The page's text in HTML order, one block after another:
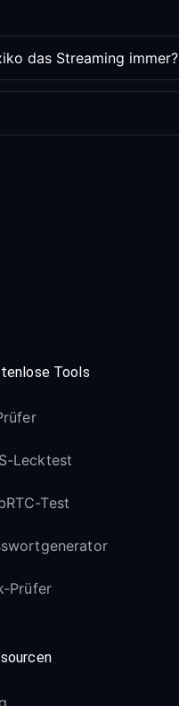
das Streaming immer?
Tools
Lecktest
Test
Prüfer